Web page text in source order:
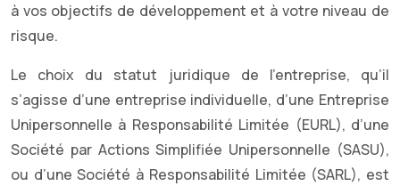
à vos objectifs de développement et à votre niveau de
risque.
Le choix du statut juridique de l’entreprise, qu’il
s’agisse d’une entreprise individuelle, d’une Entreprise
Unipersonnelle à Responsabilité Limitée (EURL), d’une
Société par Actions Simplifiée Unipersonnelle (SASU),
ou d’une Société à Responsabilité Limitée (SARL), est